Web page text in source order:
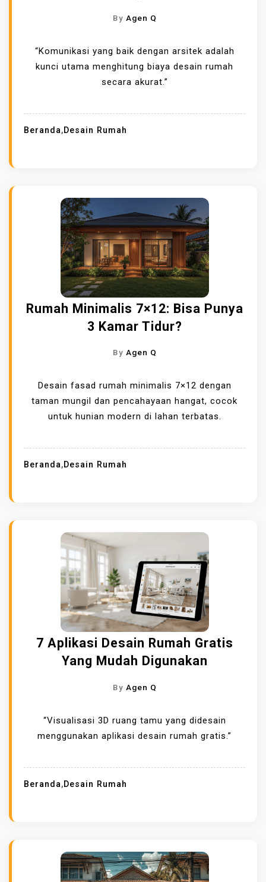
By Agen Q
“Komunikasi yang baik dengan arsitek adalah
kunci utama menghitung biaya desain rumah
secara akurat.”
Beranda,Desain Rumah
Rumah Minimalis 7×12: Bisa Punya
3 Kamar Tidur?
By Agen Q
Desain fasad rumah minimalis 7×12 dengan
taman mungil dan pencahayaan hangat, cocok
untuk hunian modern di lahan terbatas.
Beranda,Desain Rumah
7 Aplikasi Desain Rumah Gratis
Yang Mudah Digunakan
By Agen Q
“Visualisasi 3D ruang tamu yang didesain
menggunakan aplikasi desain rumah gratis.”
Beranda,Desain Rumah